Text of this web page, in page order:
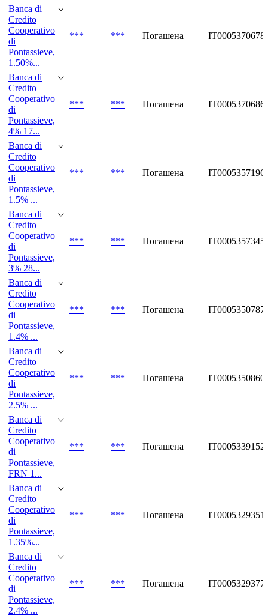
Banca di
Credito
Cooperativo
di
Pontassieve,
1.50%...
*** *** Погашена IT0005370678
Banca di
Credito
Cooperativo
di
Pontassieve,
4% 17...
*** *** Погашена IT0005370686
Banca di
Credito
Cooperativo
di
Pontassieve,
1.5% ...
*** *** Погашена IT0005357196
Banca di
Credito
Cooperativo
di
Pontassieve,
3% 28...
*** *** Погашена IT0005357345
Banca di
Credito
Cooperativo
di
Pontassieve,
1.4% ...
*** *** Погашена IT0005350787
Banca di
Credito
Cooperativo
di
Pontassieve,
2.5% ...
*** *** Погашена IT0005350860
Banca di
Credito
Cooperativo
di
Pontassieve,
FRN 1...
*** *** Погашена IT0005339152
Banca di
Credito
Cooperativo
di
Pontassieve,
1.35%...
*** *** Погашена IT0005329351
Banca di
Credito
Cooperativo
di
Pontassieve,
2.4% ...
*** *** Погашена IT0005329377